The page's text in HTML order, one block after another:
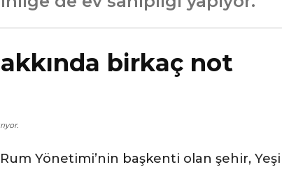
birkaç not
Yönetimi’nin başkenti olan şehir, Yeşil